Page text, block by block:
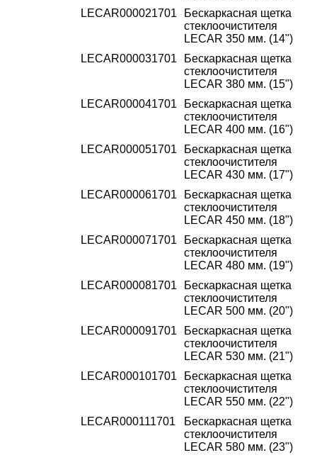
LECAR000021701
Бескаркасная щетка
стеклоочистителя
LECAR 350 мм. (14")
LECAR000031701
Бескаркасная щетка
стеклоочистителя
LECAR 380 мм. (15")
LECAR000041701
Бескаркасная щетка
стеклоочистителя
LECAR 400 мм. (16")
LECAR000051701
Бескаркасная щетка
стеклоочистителя
LECAR 430 мм. (17")
LECAR000061701
Бескаркасная щетка
стеклоочистителя
LECAR 450 мм. (18")
LECAR000071701
Бескаркасная щетка
стеклоочистителя
LECAR 480 мм. (19")
LECAR000081701
Бескаркасная щетка
стеклоочистителя
LECAR 500 мм. (20")
LECAR000091701
Бескаркасная щетка
стеклоочистителя
LECAR 530 мм. (21")
LECAR000101701
Бескаркасная щетка
стеклоочистителя
LECAR 550 мм. (22")
LECAR000111701
Бескаркасная щетка
стеклоочистителя
LECAR 580 мм. (23")